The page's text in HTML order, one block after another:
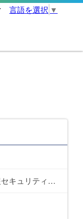
言語を選択 ▼
プライバシー及び情報セキュリティポリシー